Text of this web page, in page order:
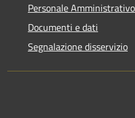
Personale Amministrativo
Documenti e dati
Segnalazione disservizio